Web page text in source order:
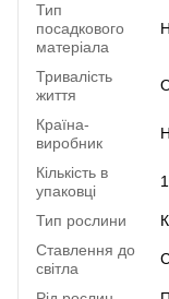
Тип
посадкового
матеріала
Тривалість
життя
Країна-
виробник
Кількість в
упаковці
Тип рослини
Ставлення до
світла